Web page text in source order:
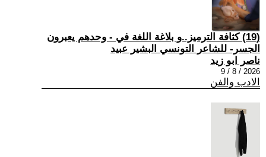
(19) كثافة الترميز..و بلاغة اللغة في - وحدهم يعبرون
الجسر- للشاعر التونسي البشير عبيد
ناصر ابو زيد
2026 / 8 / 9
الادب والفن